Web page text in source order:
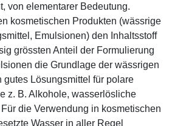
von elementarer Bedeutung.
kosmetischen Produkten (wässrige
Emulsionen) den Inhaltsstoff
grössten Anteil der Formulierung
die Grundlage der wässrigen
gutes Lösungsmittel für polare
z. B. Alkohole, wasserlösliche
die Verwendung in kosmetischen
Wasser in aller Regel